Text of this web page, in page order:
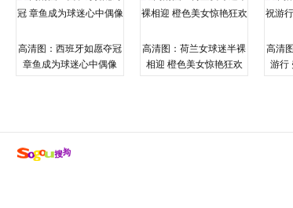
高清图：西班牙如愿夺冠
章鱼成为球迷心中偶像
高清图：荷兰女球迷半裸
相迎 橙色美女惊艳狂欢
高清
游行